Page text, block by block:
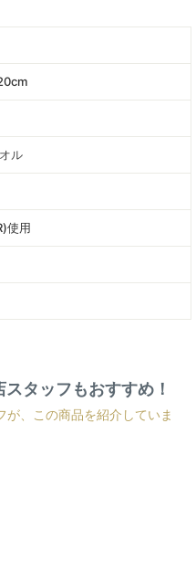
ル
使用
タッフもおすすめ！
、この商品を紹介していま